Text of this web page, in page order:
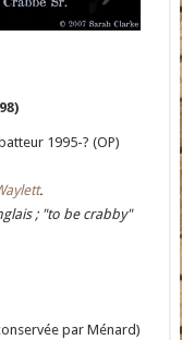
1995-? (OP)
.
; "to be crabby"
par Ménard)